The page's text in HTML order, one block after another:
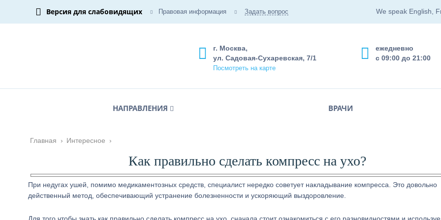
Версия для слабовидящих Правовая информация Задать вопрос We speak English,
ежедневно
с 09:00 до 21:00
г. Москва,
ул. Садовая-Сухаревская, 7/1
Посмотреть на карте
НАПРАВЛЕНИЯ ВРАЧИ
Главная › Интересное ›
Как правильно сделать компресс на ухо?
При недугах ушей, помимо медикаментозных средств, специалист нередко советует накладывание компресса. Это довольно
действенный метод, обеспечивающий устранение болезненности и ускоряющий выздоровление.